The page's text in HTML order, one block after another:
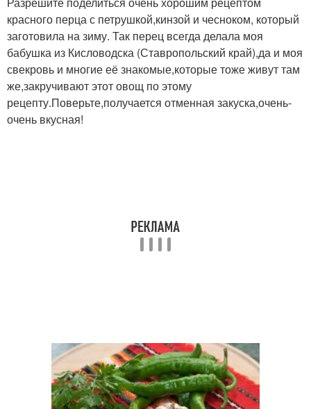
Перец с морковью Бесподобный перец
Перец с чесноком Перец с маслом
Бланшированный перец
Зелень на зиму
Перец в сладкой
заливке
красного перца с петрушкой,кинзой и чесноком, который
заготовила на зиму. Так перец всегда делала моя
бабушка из Кисловодска (Ставропольский край),да и моя
свекровь и многие её знакомые,которые тоже живут там
же,закручивают этот овощ по этому
рецепту.Поверьте,получается отменная закуска,очень-
очень вкусная!